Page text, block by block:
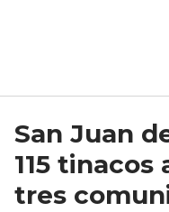
San Juan
115 tinacos
tres